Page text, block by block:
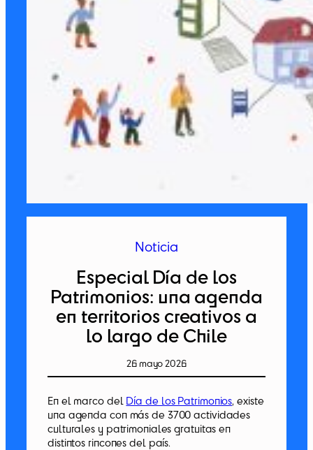
Noticia
Especial Día de los
Patrimonios: una agenda
en territorios creativos a
lo largo de Chile
26 mayo 2026
En el marco del Día de los Patrimonios, existe
una agenda con más de 3700 actividades
culturales y patrimoniales gratuitas en
distintos rincones del país.